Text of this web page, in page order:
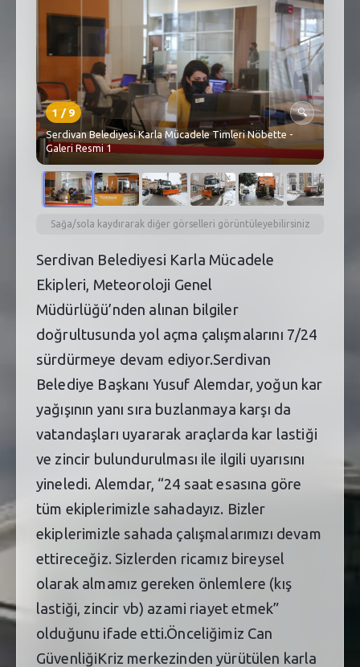
1 /9
🔍
Serdivan Belediyesi Karla Mücadele Timleri Nöbette -
Galeri Resmi 1
Sağa/sola kaydırarak diğer görselleri görüntüleyebilirsiniz
Serdivan Belediyesi Karla Mücadele
Ekipleri, Meteoroloji Genel
Müdürlüğü’nden alınan bilgiler
doğrultusunda yol açma çalışmalarını 7/24
sürdürmeye devam ediyor.Serdivan
Belediye Başkanı Yusuf Alemdar, yoğun kar
yağışının yanı sıra buzlanmaya karşı da
vatandaşları uyararak araçlarda kar lastiği
ve zincir bulundurulması ile ilgili uyarısını
yineledi. Alemdar, “24 saat esasına göre
tüm ekiplerimizle sahadayız. Bizler
ekiplerimizle sahada çalışmalarımızı devam
ettireceğiz. Sizlerden ricamız bireysel
olarak almamız gereken önlemlere (kış
lastiği, zincir vb) azami riayet etmek”
olduğunu ifade etti.Önceliğimiz Can
GüvenliğiKriz merkezinden yürütülen karla
NÖBETÇI ECZANELER
SABSIS - AFET
TRAFIKPARK
PARKLAR
PAZAR YERLERI
ATIK YÖNETIM
PLANETARYUM